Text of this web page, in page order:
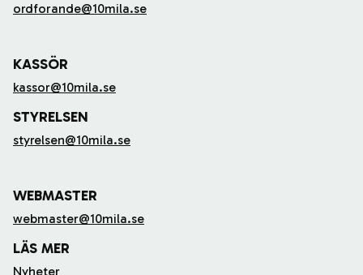
ordforande@10mila.se
KASSÖR
kassor@10mila.se
STYRELSEN
styrelsen@10mila.se
WEBMASTER
webmaster@10mila.se
LÄS MER
Nyheter